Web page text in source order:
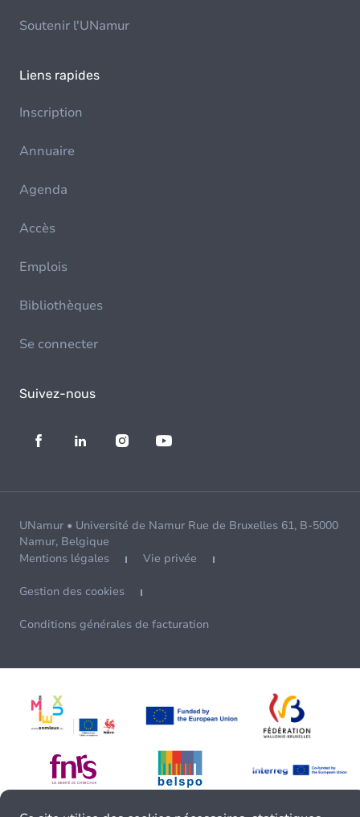
Soutenir l'UNamur
Liens rapides
Inscription
Annuaire
Agenda
Accès
Emplois
Bibliothèques
Se connecter
Suivez-nous
UNamur • Université de Namur Rue de Bruxelles 61, B-5000
Namur, Belgique
Mentions légales
Vie privée
Gestion des cookies
Conditions générales de facturation